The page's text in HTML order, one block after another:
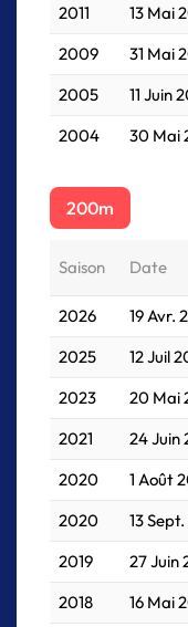
2011
13 Mai
2009
31 Mai
2005
11 Juin
2004
30 Mai
200m
Saison Date
2026 19 Avr.
2025
12 Juil
2023
20 Mai
2021
24 Juin
2020
1 Août
2020
13
2019
27 Juin
2018
16 Mai